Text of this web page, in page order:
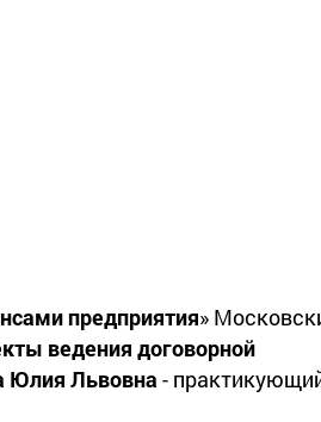
предприятия»
ведения договорной
Юлия Львовна -